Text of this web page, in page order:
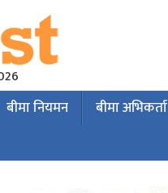
बीमा नियमन बीमा अभिकर्ता